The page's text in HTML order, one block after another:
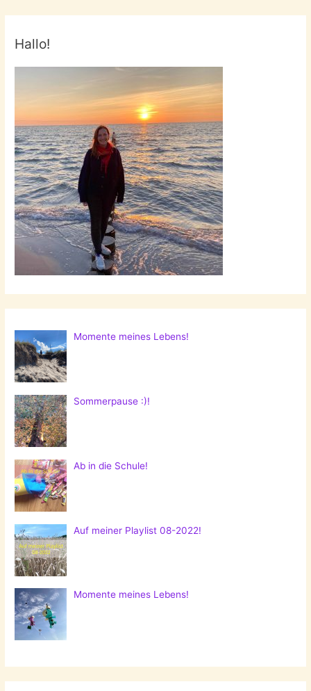
Hallo!
Momente meines Lebens!
Sommerpause :)!
Ab in die Schule!
Auf meiner Playlist 08-2022!
Momente meines Lebens!